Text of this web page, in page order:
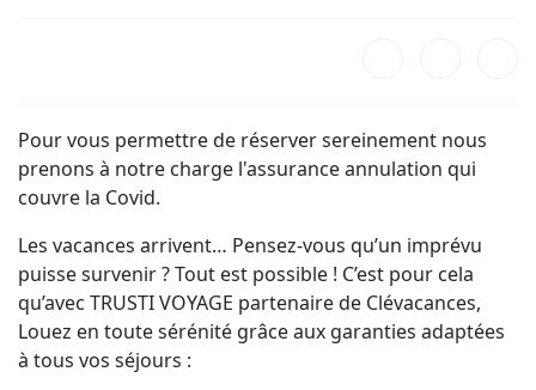
Pour vous permettre de réserver sereinement nous
prenons à notre charge l'assurance annulation qui
couvre la Covid.
Les vacances arrivent… Pensez-vous qu’un imprévu
puisse survenir ? Tout est possible ! C’est pour cela
qu’avec TRUSTI VOYAGE partenaire de Clévacances,
Louez en toute sérénité grâce aux garanties adaptées
à tous vos séjours :